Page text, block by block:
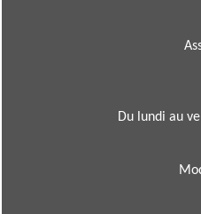
Du lundi au